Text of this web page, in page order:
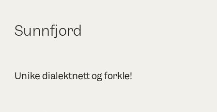
Sunnfjord
Unike dialektnett og forkle!